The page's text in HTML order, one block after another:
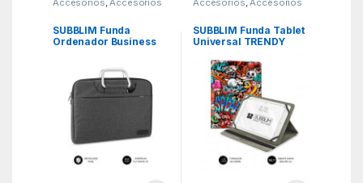
Portátil Fundas y
SUBBLIM Funda
Ordenador Business
Smartphone/Tablet
SUBBLIM Funda Tablet
Universal TRENDY